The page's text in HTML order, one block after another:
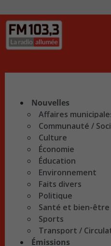
Nouvelles
Affaires
Communauté /
Culture
Économie
Éducation
Environnement
Faits divers
Politique
Santé et bien-être
Sports
Transport /
Émissions